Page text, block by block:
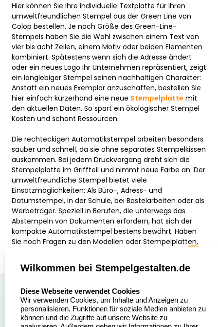
Hier können Sie Ihre individuelle Textplatte für Ihren
umweltfreundlichen Stempel aus der Green Line von
Colop bestellen. Je nach Größe des Green-Line-
Stempels haben Sie die Wahl zwischen einem Text von
vier bis acht Zeilen, einem Motiv oder beiden Elementen
kombiniert. Spätestens wenn sich die Adresse ändert
oder ein neues Logo Ihr Unternehmen repräsentiert, zeigt
ein langlebiger Stempel seinen nachhaltigen Charakter:
Anstatt ein neues Exemplar anzuschaffen, bestellen Sie
hier einfach kurzerhand eine neue Stempelplatte mit
den aktuellen Daten. So spart ein ökologischer Stempel
Kosten und schont Ressourcen.
Die rechteckigen Automatikstempel arbeiten besonders
sauber und schnell, da sie ohne separates Stempelkissen
auskommen. Bei jedem Druckvorgang dreht sich die
Stempelplatte im Griffteil und nimmt neue Farbe an. Der
umweltfreundliche Stempel bietet viele
Einsatzmöglichkeiten: Als Büro-, Adress- und
Datumstempel, in der Schule, bei Bastelarbeiten oder als
Werbeträger. Speziell in Berufen, die unterwegs das
Abstempeln von Dokumenten erfordern, hat sich der
kompakte Automatikstempel bestens bewährt. Haben
Sie noch Fragen zu den Modellen oder Stempelplatten,
Stempelgestalten.de
Asterlager Straße 97
Über uns
Sitemap
Wilkommen bei Stempelgestalten.de
Diese Webseite verwendet Cookies
Wir verwenden Cookies, um Inhalte und Anzeigen zu
personalisieren, Funktionen für soziale Medien anbieten zu
können und die Zugriffe auf unsere Website zu